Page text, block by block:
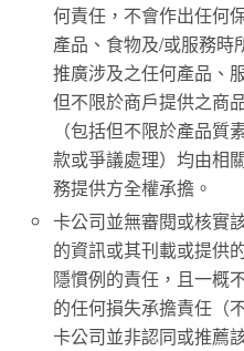
何責任，不會作出任何
產品、食物及/或服務時
推廣涉及之任何產品、
但不限於商戶提供之商
（包括但不限於產品質
款或爭議處理）均由相
務提供方全權承擔。
卡公司並無審閱或核實
的資訊或其刊載或提供
隱慣例的責任，且一概
的任何損失承擔責任（
卡公司並非認同或推薦